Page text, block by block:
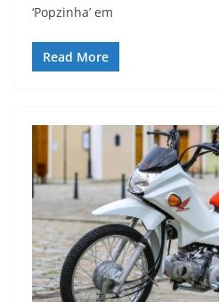
‘Popzinha’ em
Read More